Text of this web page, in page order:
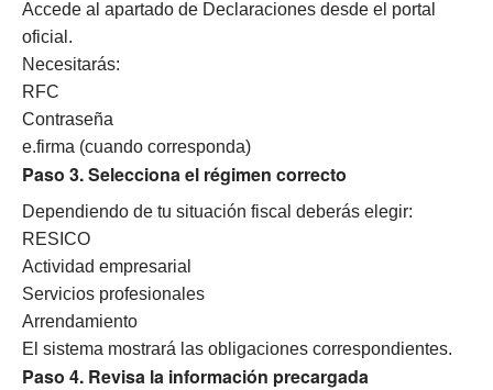
Accede al apartado de Declaraciones desde el portal
oficial.
Necesitarás:
RFC
Contraseña
e.firma (cuando corresponda)
Paso 3. Selecciona el régimen correcto
Dependiendo de tu situación fiscal deberás elegir:
RESICO
Actividad empresarial
Servicios profesionales
Arrendamiento
El sistema mostrará las obligaciones correspondientes.
Paso 4. Revisa la información precargada